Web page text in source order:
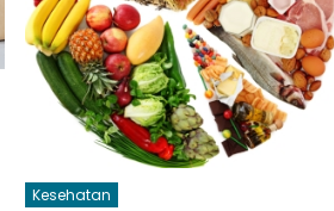
Kesehatan